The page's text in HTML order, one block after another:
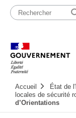
Passer
contenu
principale
Accueil État de
locales de sécurité
d’Orientations